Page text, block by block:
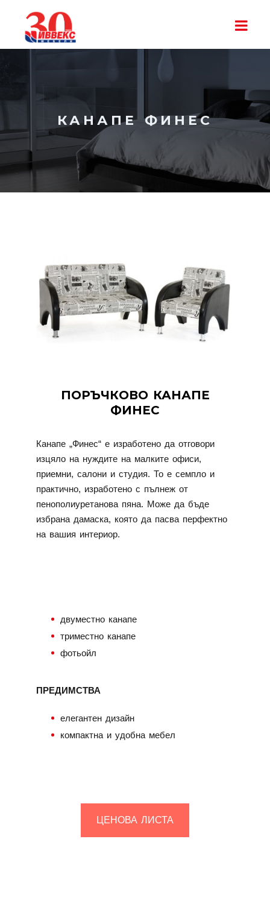
КАНАПЕ ФИНЕС
ПОРЪЧКОВО КАНАПЕ
ФИНЕС
Канапе „Финес“ е изработено да отговори
изцяло на нуждите на малките офиси,
приемни, салони и студия. То е семпло и
практично, изработено с пълнеж от
пенополиуретанова пяна. Може да бъде
избрана дамаска, която да пасва перфектно
на вашия интериор.
двуместно канапе
триместно канапе
фотьойл
ПРЕДИМСТВА
елегантен дизайн
компактна и удобна мебел
ЦЕНОВА ЛИСТА